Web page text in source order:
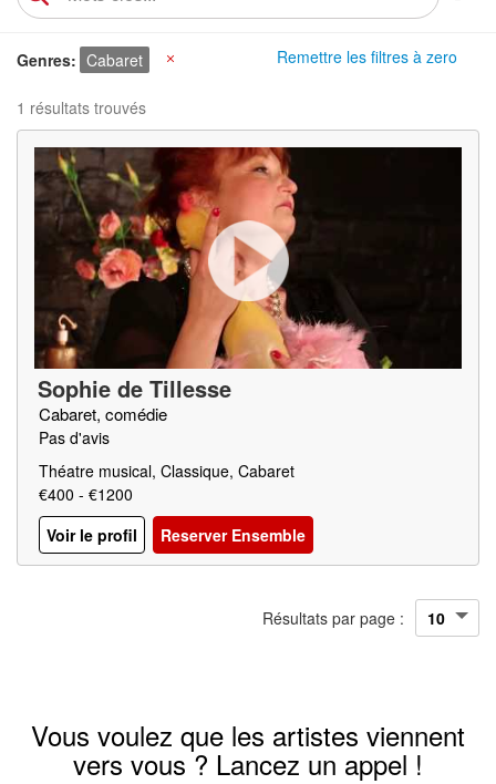
Remettre les filtres à zero
Genres Cabaret
1 résultats trouvés
Sophie de Tillesse
Cabaret, comédie
Pas d'avis
Théatre musical, Classique, Cabaret
€400 - €1200
Voir le profil
Reserver Ensemble
Résultats par page :
Vous voulez que les artistes viennent
vers vous ? Lancez un appel !